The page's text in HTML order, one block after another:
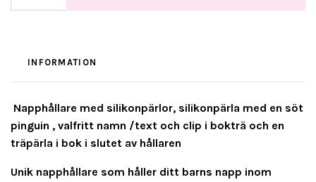
INFORMATION
Napphållare med silikonpärlor, silikonpärla med en söt
pinguin , valfritt namn /text och clip i bokträ och en
träpärla i bok i slutet av hållaren
Unik napphållare som håller ditt barns napp inom